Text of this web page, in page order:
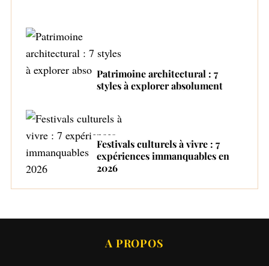
Patrimoine architectural : 7
styles à explorer absolument
Festivals culturels à vivre : 7
expériences immanquables en
2026
A PROPOS